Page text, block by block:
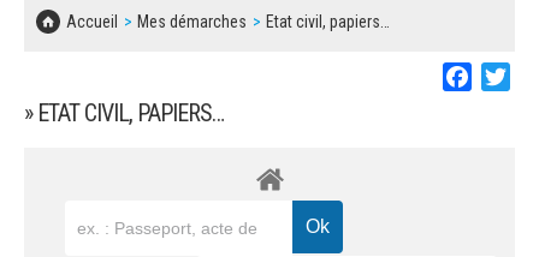
Accueil Mes démarches Etat civil, papiers…
» ETAT CIVIL, PAPIERS…
CONCERTATIONS PUBLIQUES
SOLIDARITÉ, LOGEMENT
SÉNIORS
BESOIN D'UNE AIDE ?
LES ASSOCIATIONS
MARCHÉS PUBLICS
DOCUMENT D'INFORMATION COMMUNAL
REGLEMENT LOCAL DE PUBLICITÉ